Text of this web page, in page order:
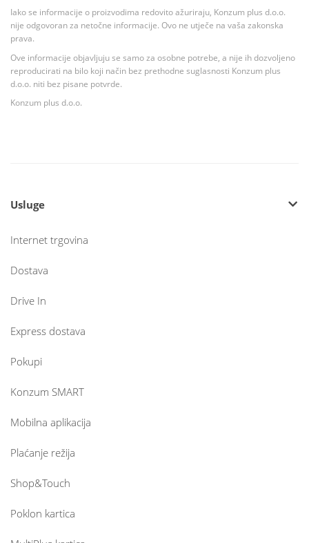
Iako se informacije o proizvodima redovito ažuriraju, Konzum plus d.o.o.
nije odgovoran za netočne informacije. Ovo ne utječe na vaša zakonska
prava.
Ove informacije objavljuju se samo za osobne potrebe, a nije ih dozvoljeno
reproducirati na bilo koji način bez prethodne suglasnosti Konzum plus
d.o.o. niti bez pisane potvrde.
Konzum plus d.o.o.
Usluge
Internet trgovina
Dostava
Drive In
Express dostava
Pokupi
Konzum SMART
Mobilna aplikacija
Plaćanje režija
Shop&Touch
Poklon kartica